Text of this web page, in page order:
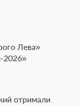
Лева»
2026»
отримали